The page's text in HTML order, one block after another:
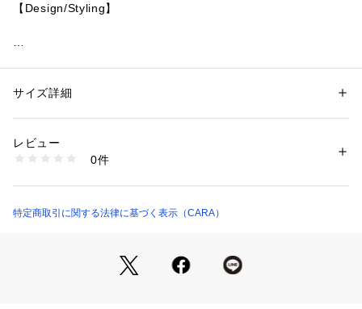
【取扱注意事項】
撮影時の照明などの影響で、実際の色味と若干異なって見える
またパソコン・スマートフォンなどの環境により、製品と画像
性別：レディース
商品番号：
avec-toi.134 （ショップ）
サイズ詳細
レビュー
0件
特定商取引に関する法律に基づく表示（CARA）